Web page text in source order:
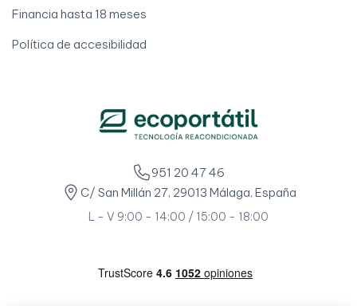
Financia hasta 18 meses
Política de accesibilidad
951 20 47 46
C/ San Millán 27, 29013 Málaga, España
L - V 9:00 - 14:00 / 15:00 - 18:00